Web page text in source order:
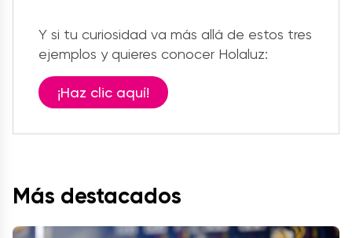
Y si tu curiosidad va más allá de estos tres
ejemplos y quieres conocer Holaluz:
¡Haz clic aquí!
Más destacados